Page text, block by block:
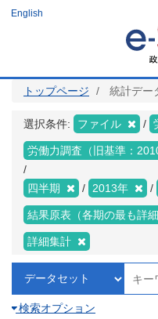
ツ
English
トップページ 統計デー
選択条件: ファイル
労働力調査（旧基準：
四半期 2013年
結果原表（各期の最も詳
詳細集計
検索オプション